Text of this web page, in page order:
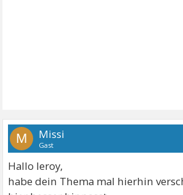
M Missi
Gast
Hallo leroy,
habe dein Thema mal hierhin